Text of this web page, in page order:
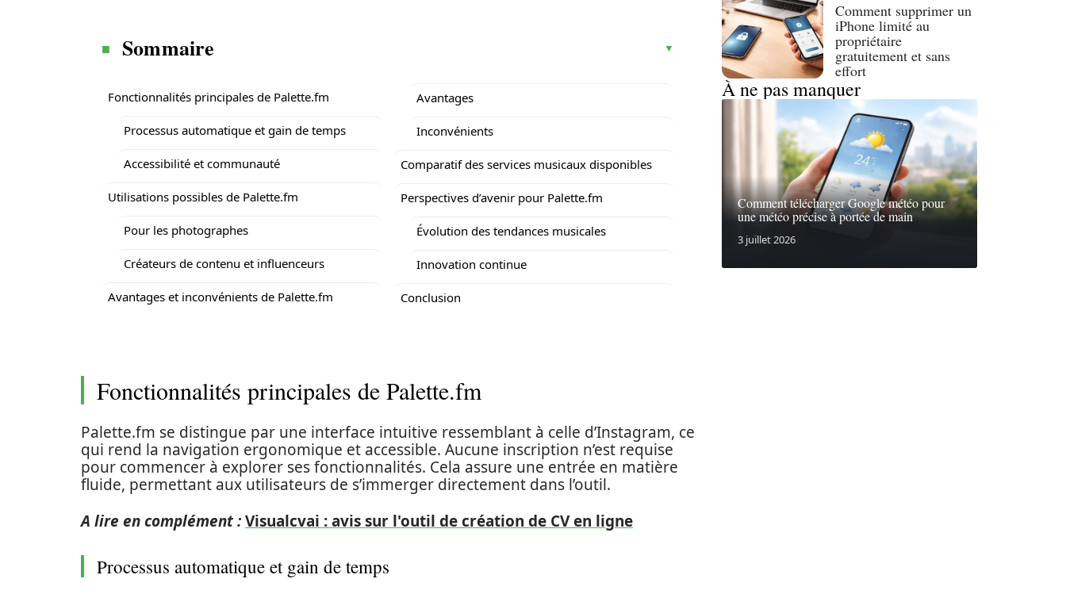
Sommaire
Fonctionnalités principales de Palette.fm
Processus automatique et gain de temps
Accessibilité et communauté
Utilisations possibles de Palette.fm
Pour les photographes
Créateurs de contenu et influenceurs
Avantages et inconvénients de Palette.fm
Avantages
Inconvénients
Comparatif des services musicaux disponibles
Perspectives d’avenir pour Palette.fm
Évolution des tendances musicales
Innovation continue
Conclusion
Fonctionnalités principales de Palette.fm
Palette.fm se distingue par une interface intuitive ressemblant à celle d’Instagram, ce
qui rend la navigation ergonomique et accessible. Aucune inscription n’est requise
pour commencer à explorer ses fonctionnalités. Cela assure une entrée en matière
fluide, permettant aux utilisateurs de s’immerger directement dans l’outil.
A lire en complément :Visualcvai : avis sur l'outil de création de CV en ligne
Processus automatique et gain de temps
Comment supprimer un
iPhone limité au
propriétaire
gratuitement et sans
effort
À ne pas manquer
Comment télécharger Google météo pour
une météo précise à portée de main
3 juillet 2026